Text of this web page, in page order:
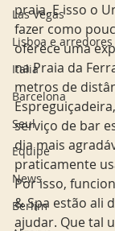
Las Vegas
Lisboa e arredores
Italia
Barcelona
Seul
Equipe
News
Berlim
praia. E isso o
fazer como
oferece uma
na Praia da
metros de
serviço de bar
dia mais
praticamente
Por isso,
& Spa estão ali
ajudar. Que tal